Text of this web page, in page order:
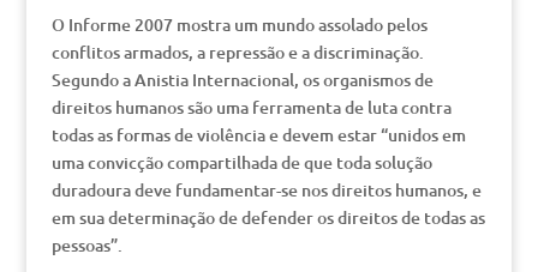
O Informe 2007 mostra um mundo assolado pelos
conflitos armados, a repressão e a discriminação.
Segundo a Anistia Internacional, os organismos de
direitos humanos são uma ferramenta de luta contra
todas as formas de violência e devem estar “unidos em
uma convicção compartilhada de que toda solução
duradoura deve fundamentar-se nos direitos humanos, e
em sua determinação de defender os direitos de todas as
pessoas”.